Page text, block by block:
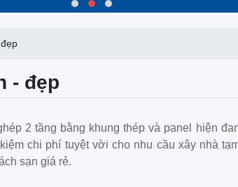
- đẹp
2 tầng bằng khung thép và panel hiện
chi phí tuyệt vời cho nhu cầu xây nhà
sạn giá rẻ.